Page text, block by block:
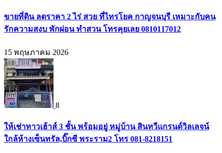
ขายที่ดิน ลดราคา 2 ไร่ สวย ที่ไทรโยค กาญจนบุรี เหมาะกับคน
รักความสงบ พักผ่อน ทำสวน โทรคุยเลย 0810117012
15 พฤษภาคม 2026
8
ให้เช่าทาวเฮ้าส์ 3 ชั้น พร้อมอยู่ หมู่บ้าน สินทวีแกรนด์วิลเลจน์
ใกล้ห้างเซ็นทรัล,บิ๊กซี พระราม2 โทร 081-8218151